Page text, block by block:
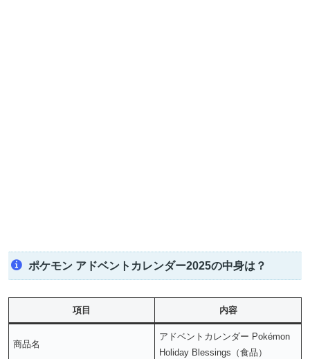
ポケモン アドベントカレンダー2025の中身は？
項目 内容
商品名
アドベントカレンダー Pokémon
Holiday Blessings（食品）